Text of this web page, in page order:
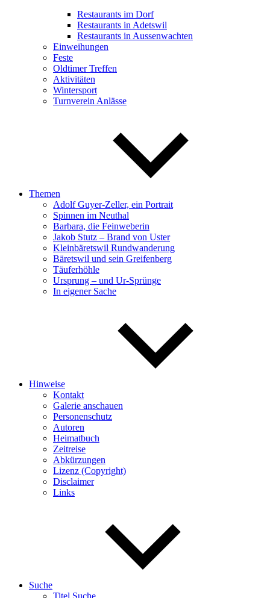
Restaurants im Dorf
Restaurants in Adetswil
Restaurants in Aussenwachten
Einweihungen
Feste
Oldtimer Treffen
Aktivitäten
Wintersport
Turnverein Anlässe
Themen
Adolf Guyer-Zeller, ein Portrait
Spinnen im Neuthal
Barbara, die Feinweberin
Jakob Stutz – Brand von Uster
Kleinbäretswil Rundwanderung
Bäretswil und sein Greifenberg
Täuferhöhle
Ursprung – und Ur-Sprünge
In eigener Sache
Hinweise
Kontakt
Galerie anschauen
Personenschutz
Autoren
Heimatbuch
Zeitreise
Abkürzungen
Lizenz (Copyright)
Disclaimer
Links
Suche
Titel Suche